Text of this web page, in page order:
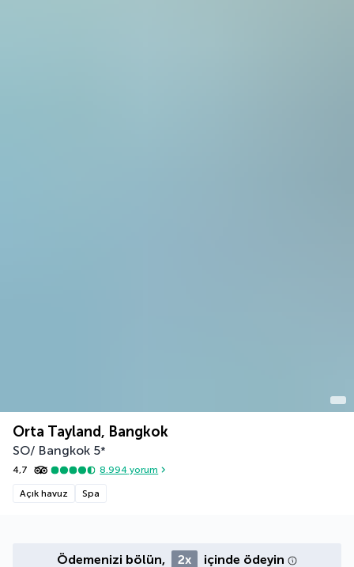
Orta Tayland, Bangkok
SO/ Bangkok 5*
4,7 8.994 yorum
Açık havuz Spa
Ödemenizi bölün, 2x içinde ödeyin